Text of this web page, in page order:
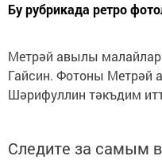
Бу рубрикада ретро
Метрәй авылы
Гайсин. Фотоны Метрәй
Шәрифуллин тәкъдим
Следите за самым